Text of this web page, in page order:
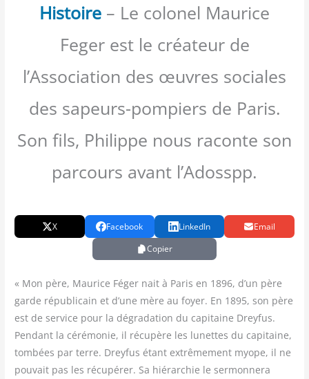
Histoire – Le colonel Maurice
Feger est le créateur de
l’Association des œuvres sociales
des sapeurs-pompiers de Paris.
Son fils, Philippe nous raconte son
parcours avant l’Adosspp.
X Facebook LinkedIn
Email
Copier
« Mon père, Mau­rice Féger nait à Paris en 1896, d’un père
garde répu­bli­cain et d’une mère au foyer. En 1895, son père
est de ser­vice pour la dégra­da­tion du capi­taine Drey­fus.
Pen­dant la céré­mo­nie, il récu­père les lunettes du capi­taine,
tom­bées par terre. Drey­fus étant extrê­me­ment myope, il ne
pou­vait pas les récu­pé­rer. Sa hié­rar­chie le ser­mon­ne­ra